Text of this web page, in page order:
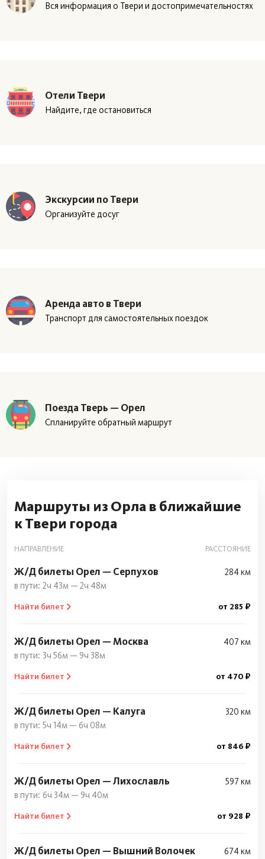
Вся информация о Твери и достопримечательностях
Отели Твери
Найдите, где остановиться
Экскурсии по Твери
Организуйте досуг
Аренда авто в Твери
Транспорт для самостоятельных поездок
Поезда Тверь — Орел
Спланируйте обратный маршрут
Маршруты из Орла в ближайшие
к Твери города
НАПРАВЛЕНИЕ РАССТОЯНИЕ
Ж/Д билеты Орел — Серпухов
284 км
2ч 43м — 2ч 48м
Найти билет от 285 ₽
Ж/Д билеты Орел — Москва
407 км
3ч 56м — 9ч 38м
Найти билет от 470 ₽
Ж/Д билеты Орел — Калуга
320 км
5ч 14м — 6ч 08м
Найти билет от 846 ₽
Ж/Д билеты Орел — Лихославль
597 км
6ч 34м — 9ч 40м
Найти билет от 928 ₽
Ж/Д билеты Орел — Вышний Волочек
674 км